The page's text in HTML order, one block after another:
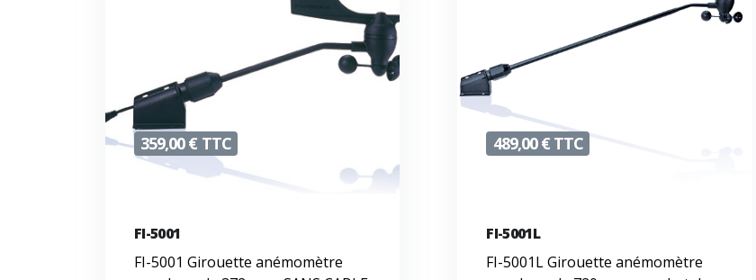
359,00 € TTC
FI-5001
FI-5001 Girouette anémomètre
489,00 € TTC
FI-5001L
FI-5001L Girouette anémomètre